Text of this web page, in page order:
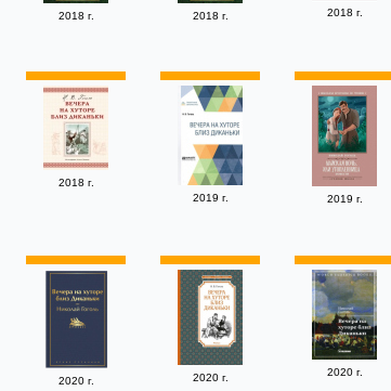
2018 г. 2018 г. 2018 г.
2018 г.
2019 г.
2019 г.
2020 г. 2020 г. 2020 г.